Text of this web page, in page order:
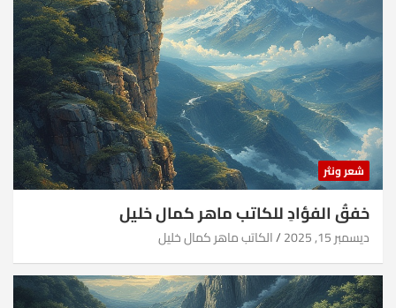
شعر ونثر
خفقُ الفؤادِ للكاتب ماهر كمال خليل
ديسمبر 15, 2025 الكاتب ماهر كمال خليل